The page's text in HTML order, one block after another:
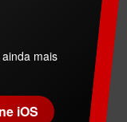
mais
iOS